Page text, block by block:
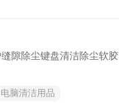
隙除尘键盘清洁除尘软胶
电脑清洁用品